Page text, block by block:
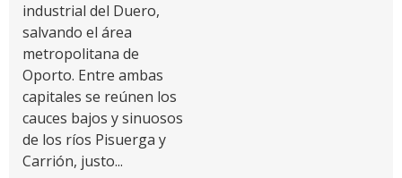
industrial del Duero,
salvando el área
metropolitana de
Oporto. Entre ambas
capitales se reúnen los
cauces bajos y sinuosos
de los ríos Pisuerga y
Carrión, justo...